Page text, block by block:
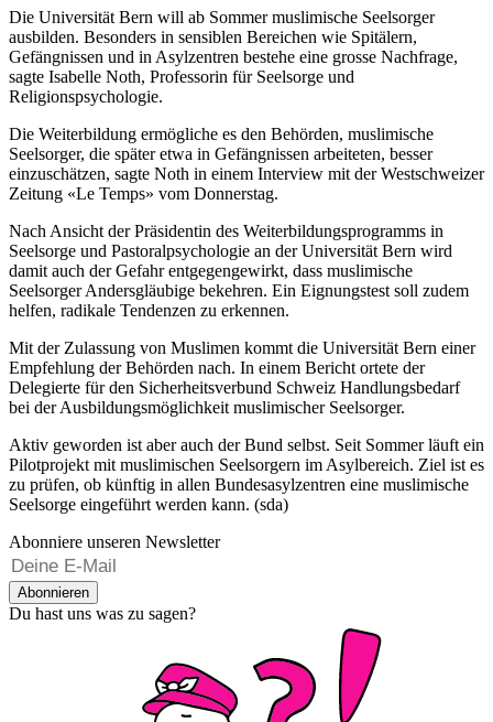
Die Universität Bern will ab Sommer muslimische Seelsorger
ausbilden. Besonders in sensiblen Bereichen wie Spitälern,
Gefängnissen und in Asylzentren bestehe eine grosse Nachfrage,
sagte Isabelle Noth, Professorin für Seelsorge und
Religionspsychologie.
Die Weiterbildung ermögliche es den Behörden, muslimische
Seelsorger, die später etwa in Gefängnissen arbeiteten, besser
einzuschätzen, sagte Noth in einem Interview mit der Westschweizer
Zeitung «Le Temps» vom Donnerstag.
Nach Ansicht der Präsidentin des Weiterbildungsprogramms in
Seelsorge und Pastoralpsychologie an der Universität Bern wird
damit auch der Gefahr entgegengewirkt, dass muslimische
Seelsorger Andersgläubige bekehren. Ein Eignungstest soll zudem
helfen, radikale Tendenzen zu erkennen.
Mit der Zulassung von Muslimen kommt die Universität Bern einer
Empfehlung der Behörden nach. In einem Bericht ortete der
Delegierte für den Sicherheitsverbund Schweiz Handlungsbedarf
bei der Ausbildungsmöglichkeit muslimischer Seelsorger.
Aktiv geworden ist aber auch der Bund selbst. Seit Sommer läuft ein
Pilotprojekt mit muslimischen Seelsorgern im Asylbereich. Ziel ist es
zu prüfen, ob künftig in allen Bundesasylzentren eine muslimische
Seelsorge eingeführt werden kann. (sda)
Abonniere unseren Newsletter
Abonnieren
Du hast uns was zu sagen?